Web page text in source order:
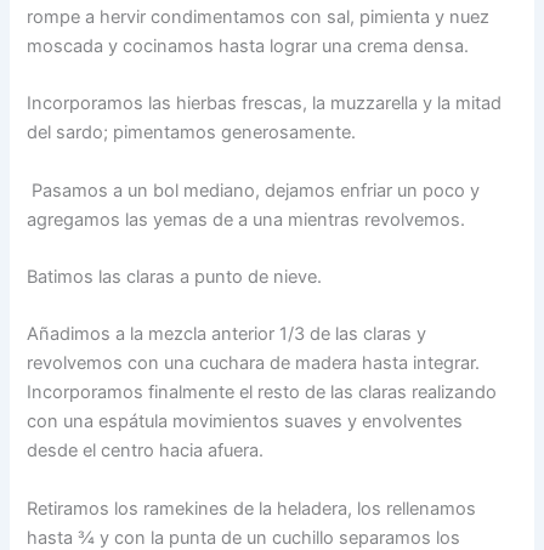
rompe a hervir condimentamos con sal, pimienta y nuez
moscada y cocinamos hasta lograr una crema densa.
Incorporamos las hierbas frescas, la muzzarella y la mitad
del sardo; pimentamos generosamente.
Pasamos a un bol mediano, dejamos enfriar un poco y
agregamos las yemas de a una mientras revolvemos.
Batimos las claras a punto de nieve.
Añadimos a la mezcla anterior 1/3 de las claras y
revolvemos con una cuchara de madera hasta integrar.
Incorporamos finalmente el resto de las claras realizando
con una espátula movimientos suaves y envolventes
desde el centro hacia afuera.
Retiramos los ramekines de la heladera, los rellenamos
hasta ¾ y con la punta de un cuchillo separamos los